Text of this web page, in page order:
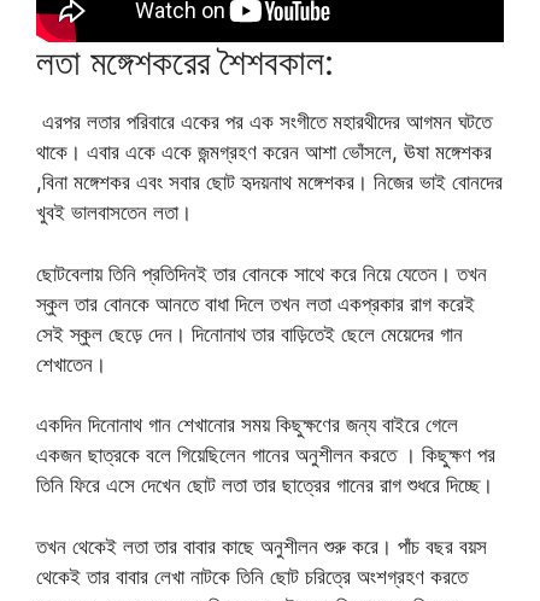
লতা মঙ্গেশকরের শৈশবকাল:
এরপর লতার পরিবারে একের পর এক সংগীতে মহারথীদের আগমন ঘটতে
থাকে। এবার একে একে জন্মগ্রহণ করেন আশা ভোঁসলে, ঊষা মঙ্গেশকর
,বিনা মঙ্গেশকর এবং সবার ছোট হৃদয়নাথ মঙ্গেশকর। নিজের ভাই বোনদের
খুবই ভালবাসতেন লতা।
ছোটবেলায় তিনি প্রতিদিনই তার বোনকে সাথে করে নিয়ে যেতেন। তখন
স্কুল তার বোনকে আনতে বাধা দিলে তখন লতা একপ্রকার রাগ করেই
সেই স্কুল ছেড়ে দেন। দিনোনাথ তার বাড়িতেই ছেলে মেয়েদের গান
শেখাতেন।
একদিন দিনোনাথ গান শেখানোর সময় কিছুক্ষণের জন্য বাইরে গেলে
একজন ছাত্রকে বলে গিয়েছিলেন গানের অনুশীলন করতে । কিছুক্ষণ পর
তিনি ফিরে এসে দেখেন ছোট লতা তার ছাত্রের গানের রাগ শুধরে দিচ্ছে।
তখন থেকেই লতা তার বাবার কাছে অনুশীলন শুরু করে। পাঁচ বছর বয়স
থেকেই তার বাবার লেখা নাটকে তিনি ছোট চরিত্রে অংশগ্রহণ করতে